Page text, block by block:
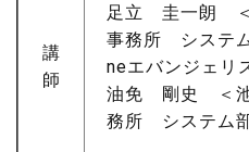
講
師
足立 圭一朗 ＜
事務所 シス
neエバンジェリ
油免 剛史 ＜池
務所 システム